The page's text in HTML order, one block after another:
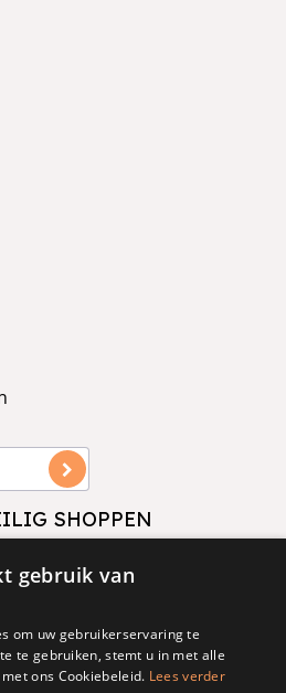
SHOPPEN
gebruik van
om uw gebruikerservaring te
te gebruiken, stemt u in met alle
ons Cookiebeleid. Lees verder